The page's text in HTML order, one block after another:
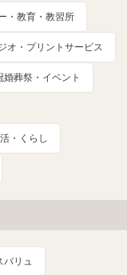
・教育・教習所
オ・プリントサービス
婚葬祭・イベント
・くらし
バリュ